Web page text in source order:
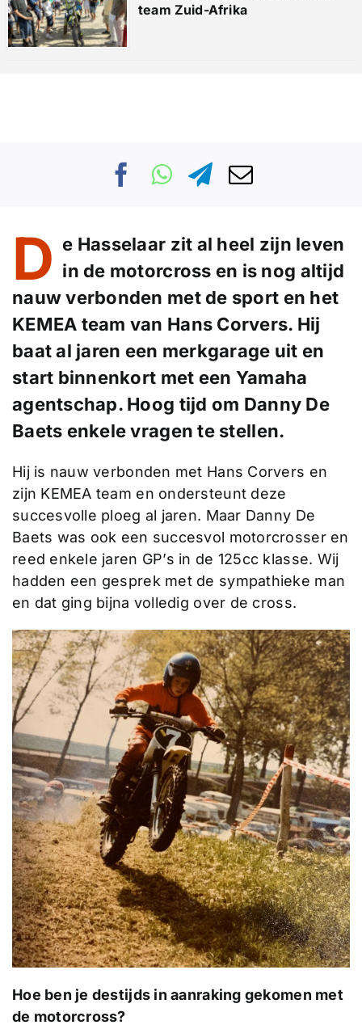
team Zuid-Afrika
D e Hasselaar zit al heel zijn leven
in de motorcross en is nog altijd
nauw verbonden met de sport en het
KEMEA team van Hans Corvers. Hij
baat al jaren een merkgarage uit en
start binnenkort met een Yamaha
agentschap. Hoog tijd om Danny De
Baets enkele vragen te stellen.
Hij is nauw verbonden met Hans Corvers en
zijn KEMEA team en ondersteunt deze
succesvolle ploeg al jaren. Maar Danny De
Baets was ook een succesvol motorcrosser en
reed enkele jaren GP’s in de 125cc klasse. Wij
hadden een gesprek met de sympathieke man
en dat ging bijna volledig over de cross.
Hoe ben je destijds in aanraking gekomen met
de motorcross?